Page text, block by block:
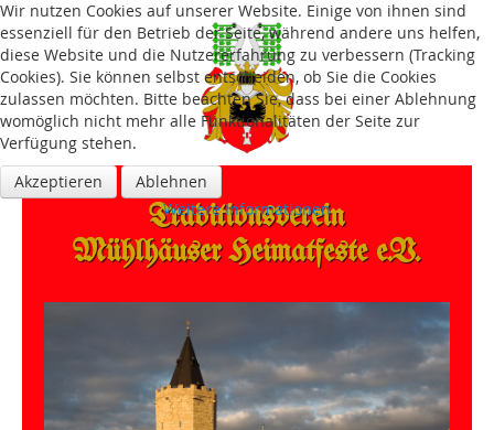
Traditions­verein
Mühlhäuser Heimatfeste e.V.
Wir nutzen Cookies auf unserer Website. Einige von ihnen sind
essenziell für den Betrieb der Seite, während andere uns helfen,
diese Website und die Nutzererfahrung zu verbessern (Tracking
Cookies). Sie können selbst entscheiden, ob Sie die Cookies
zulassen möchten. Bitte beachten Sie, dass bei einer Ablehnung
womöglich nicht mehr alle Funktionalitäten der Seite zur
Verfügung stehen.
Akzeptieren
Ablehnen
Weitere Informationen